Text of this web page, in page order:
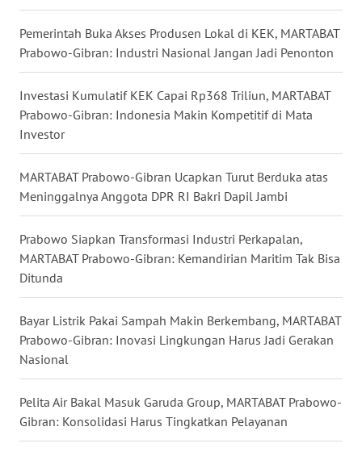
Pemerintah Buka Akses Produsen Lokal di KEK, MARTABAT
Prabowo-Gibran: Industri Nasional Jangan Jadi Penonton
Investasi Kumulatif KEK Capai Rp368 Triliun, MARTABAT
Prabowo-Gibran: Indonesia Makin Kompetitif di Mata
Investor
MARTABAT Prabowo-Gibran Ucapkan Turut Berduka atas
Meninggalnya Anggota DPR RI Bakri Dapil Jambi
Prabowo Siapkan Transformasi Industri Perkapalan,
MARTABAT Prabowo-Gibran: Kemandirian Maritim Tak Bisa
Ditunda
Bayar Listrik Pakai Sampah Makin Berkembang, MARTABAT
Prabowo-Gibran: Inovasi Lingkungan Harus Jadi Gerakan
Nasional
Pelita Air Bakal Masuk Garuda Group, MARTABAT Prabowo-
Gibran: Konsolidasi Harus Tingkatkan Pelayanan
WN
KALBAR
WN
KALTIM
WN
SULSEL
GORONTALO